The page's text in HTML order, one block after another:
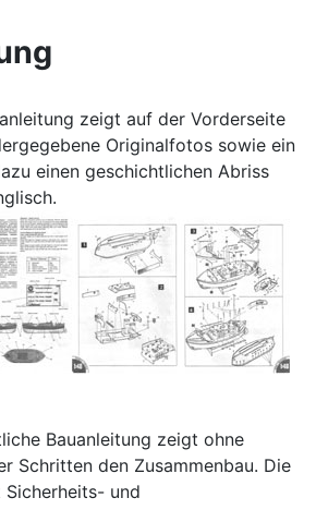
zeigt auf der Vorderseite
Originalfotos sowie ein
einen geschichtlichen Abriss
Bauanleitung zeigt ohne
Schritten den Zusammenbau. Die
und